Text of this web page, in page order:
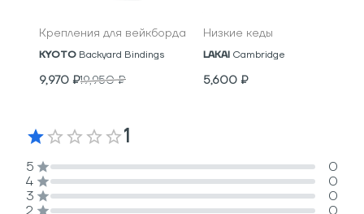
Крепления для вейкборда
KYOTO Backyard Bindings
9,970 ₽19,950₽
Низкие кеды
LAKAI Cambridge
5,600 ₽
1
5
0
4
0
3
0
2
0